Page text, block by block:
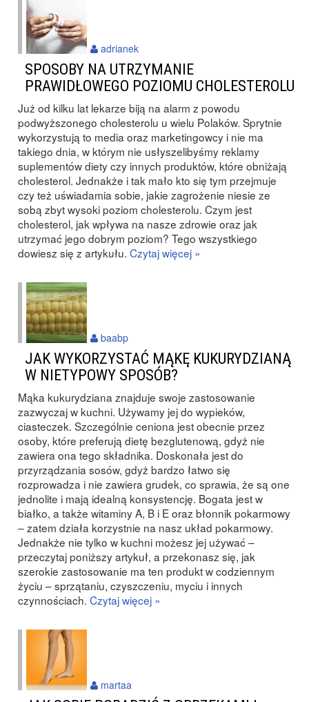
SPOSOBY NA UTRZYMANIE
PRAWIDŁOWEGO POZIOMU CHOLESTEROLU
Już od kilku lat lekarze biją na alarm z powodu
podwyższonego cholesterolu u wielu Polaków. Sprytnie
wykorzystują to media oraz marketingowcy i nie ma
takiego dnia, w którym nie usłyszelibyśmy reklamy
suplementów diety czy innych produktów, które obniżają
cholesterol. Jednakże i tak mało kto się tym przejmuje
czy też uświadamia sobie, jakie zagrożenie niesie ze
sobą zbyt wysoki poziom cholesterolu. Czym jest
cholesterol, jak wpływa na nasze zdrowie oraz jak
utrzymać jego dobrym poziom? Tego wszystkiego
dowiesz się z artykułu. Czytaj więcej »
adrianek
JAK WYKORZYSTAĆ MĄKĘ KUKURYDZIANĄ
W NIETYPOWY SPOSÓB?
Mąka kukurydziana znajduje swoje zastosowanie
zazwyczaj w kuchni. Używamy jej do wypieków,
ciasteczek. Szczególnie ceniona jest obecnie przez
osoby, które preferują dietę bezglutenową, gdyż nie
zawiera ona tego składnika. Doskonała jest do
przyrządzania sosów, gdyż bardzo łatwo się
rozprowadza i nie zawiera grudek, co sprawia, że są one
jednolite i mają idealną konsystencję. Bogata jest w
białko, a także witaminy A, B i E oraz błonnik pokarmowy
– zatem działa korzystnie na nasz układ pokarmowy.
Jednakże nie tylko w kuchni możesz jej używać –
przeczytaj poniższy artykuł, a przekonasz się, jak
szerokie zastosowanie ma ten produkt w codziennym
życiu – sprzątaniu, czyszczeniu, myciu i innych
czynnościach. Czytaj więcej »
baabp
martaa